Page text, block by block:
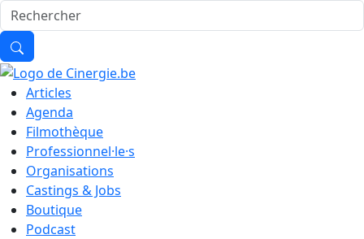
Articles
Agenda
Filmothèque
Professionnel·le·s
Organisations
Castings & Jobs
Boutique
Podcast